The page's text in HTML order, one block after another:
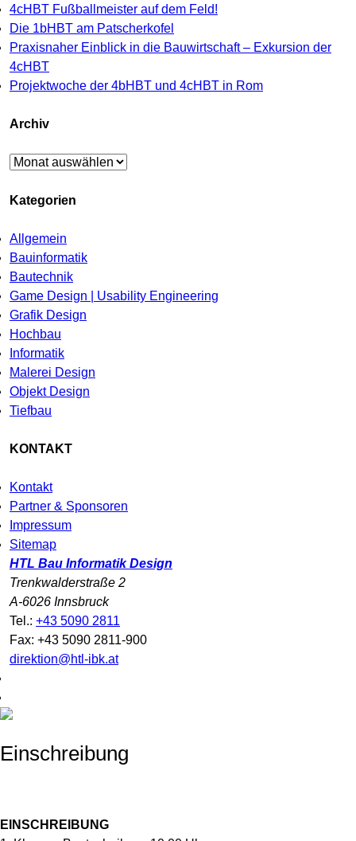
4cHBT Fußballmeister auf dem Feld!
Die 1bHBT am Patscherkofel
Praxisnaher Einblick in die Bauwirtschaft – Exkursion der
4cHBT
Projektwoche der 4bHBT und 4cHBT in Rom
Archiv
Archiv
Kategorien
Allgemein
Bauinformatik
Bautechnik
Game Design | Usability Engineering
Grafik Design
Hochbau
Informatik
Malerei Design
Objekt Design
Tiefbau
KONTAKT
Kontakt
Partner & Sponsoren
Impressum
Sitemap
HTL Bau Informatik Design
Trenkwalderstraße 2
A-6026 Innsbruck
Tel.: +43 5090 2811
Fax: +43 5090 2811-900
direktion@htl-ibk.at
Einschreibung
EINSCHREIBUNG